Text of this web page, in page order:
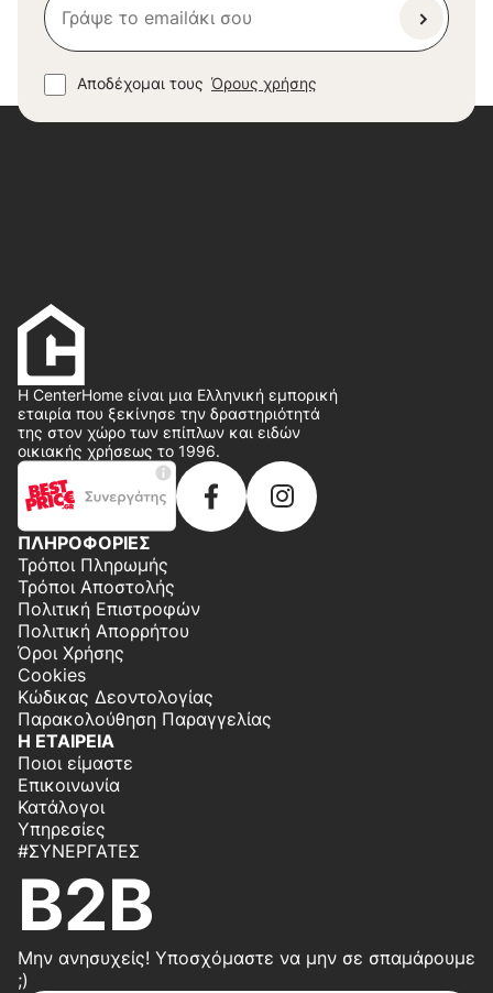
Αποδέχομαι τους Όρους χρήσης
Η CenterHome είναι μια Ελληνική εμπορική
εταιρία που ξεκίνησε την δραστηριότητά
της στον χώρο των επίπλων και ειδών
οικιακής χρήσεως το 1996.
ΠΛΗΡΟΦΟΡΙΕΣ
Τρόποι Πληρωμής
Τρόποι Αποστολής
Πολιτική Επιστροφών
Πολιτική Απορρήτου
Όροι Χρήσης
Cookies
Κώδικας Δεοντολογίας
Παρακολούθηση Παραγγελίας
Η ΕΤΑΙΡΕΙΑ
Ποιοι είμαστε
Επικοινωνία
Κατάλογοι
Υπηρεσίες
#ΣΥΝΕΡΓΆΤΕΣ
B2B
Μην ανησυχείς! Υποσχόμαστε να μην σε σπαμάρουμε
;)